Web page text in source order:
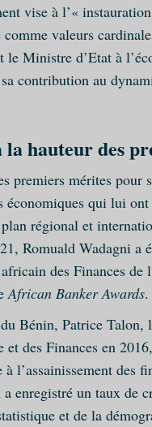
vise à l’«
comme valeurs
le Ministre d’Etat à
contribution au
hauteur des
premiers mérites pour
économiques qui lui
régional et
Romuald Wadagni a
des Finances de
African Banker Awards.
Bénin, Patrice Talon,
des Finances en
à l’assainissement des
enregistré un taux de
et de la